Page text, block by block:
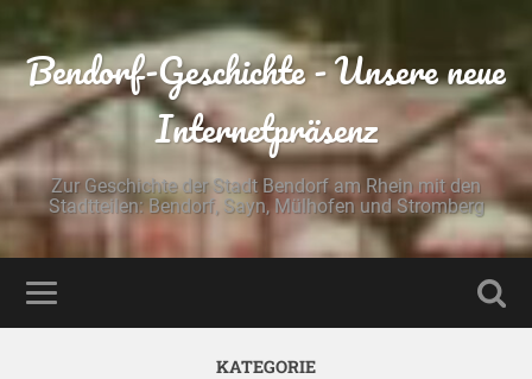
Bendorf-Geschichte - Unsere neue
Internetpräsenz
Zur Geschichte der Stadt Bendorf am Rhein mit den
Stadtteilen: Bendorf, Sayn, Mülhofen und Stromberg
KATEGORIE